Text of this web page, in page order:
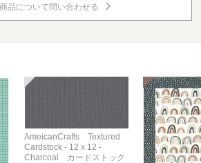
品について問い合わせる
AmeicanCrafts Textured
Cardstock - 12 x 12 -
Charcoal カードストック